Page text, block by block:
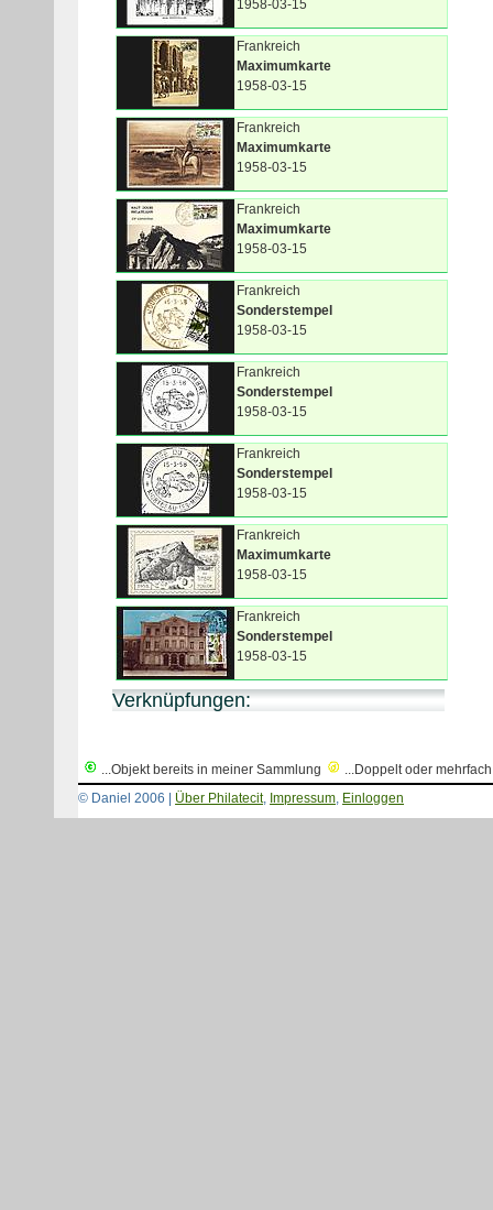
1958-03-15
Frankreich
Maximumkarte
1958-03-15
Frankreich
Maximumkarte
1958-03-15
Frankreich
Maximumkarte
1958-03-15
Frankreich
Sonderstempel
1958-03-15
Frankreich
Sonderstempel
1958-03-15
Frankreich
Sonderstempel
1958-03-15
Frankreich
Maximumkarte
1958-03-15
Frankreich
Sonderstempel
1958-03-15
Verknüpfungen:
...Objekt bereits in meiner Sammlung
...Doppelt oder
© Daniel 2006 | Über Philatecit, Impressum, Einloggen